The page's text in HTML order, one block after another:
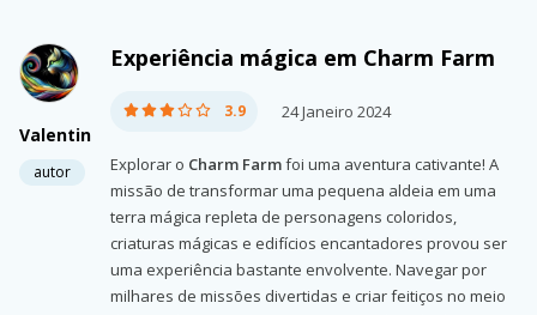
Valentin
autor
Experiência mágica em Charm Farm
3.9 24 Janeiro 2024
Explorar o Charm Farmfoi uma aventura cativante! A
missão de transformar uma pequena aldeia em uma
terra mágica repleta de personagens coloridos,
criaturas mágicas e edifícios encantadores provou ser
uma experiência bastante envolvente. Navegar por
milhares de missões divertidas e criar feitiços no meio